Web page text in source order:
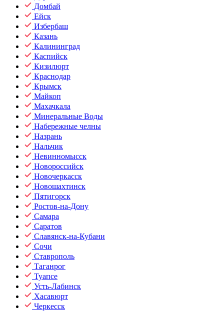
Домбай
Ейск
Избербаш
Казань
Калининград
Каспийск
Кизилюрт
Краснодар
Крымск
Майкоп
Махачкала
Минеральные Воды
Набережные челны
Назрань
Нальчик
Невинномысск
Новороссийск
Новочеркасск
Новошахтинск
Пятигорск
Ростов-на-Дону
Самара
Саратов
Славянск-на-Кубани
Сочи
Ставрополь
Таганрог
Туапсе
Усть-Лабинск
Хасавюрт
Черкесск